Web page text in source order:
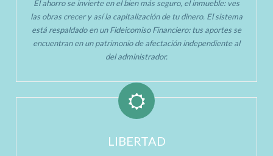
El ahorro se invierte en el bien más seguro, el inmueble: ves
las obras crecer y así la capitalización de tu dinero. El sistema
está respaldado en un Fideicomiso Financiero: tus aportes se
encuentran en un patrimonio de afectación independiente al
del administrador.
LIBERTAD